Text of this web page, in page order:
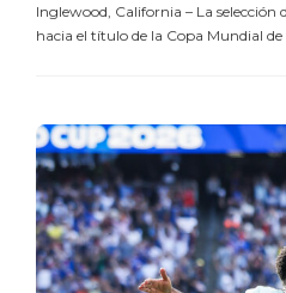
Inglewood, California – La
hacia el título de la Copa Mundial de